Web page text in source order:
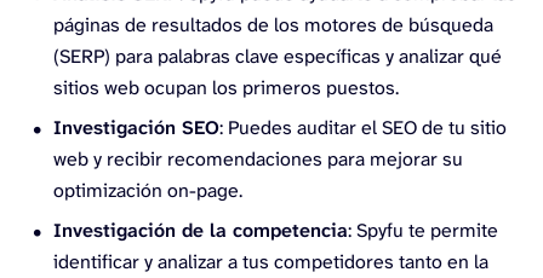
páginas de resultados de los motores de búsqueda
(SERP) para palabras clave específicas y analizar qué
sitios web ocupan los primeros puestos.
Investigación SEO: Puedes auditar el SEO de tu sitio
web y recibir recomendaciones para mejorar su
optimización on-page.
Investigación de la competencia: Spyfu te permite
identificar y analizar a tus competidores tanto en la